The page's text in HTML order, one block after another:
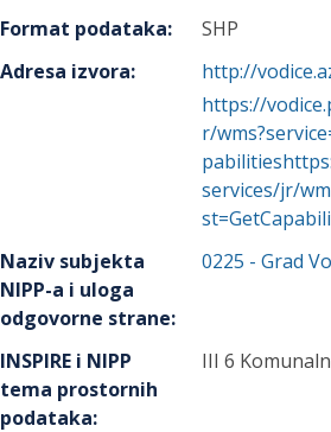
Format podataka:
SHP
Adresa izvora:
http://
https://
r/
services/jr/
Naziv subjekta
NIPP-a i uloga
odgovorne strane:
0225 -Grad
INSPIRE i NIPP
tema prostornih
podataka:
III 6